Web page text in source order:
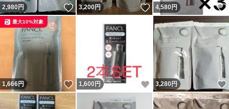
2,980円 いいね！
3,200円 いいね！
4,580円
1,666円 いいね！
最大10%対象
1,600 円 いいね！
3,280円